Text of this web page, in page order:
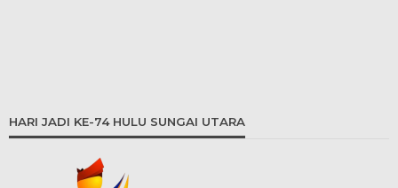
HARI JADI KE-74 HULU SUNGAI UTARA